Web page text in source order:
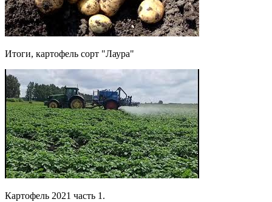
Итоги, картофель сорт "Лаура"
Картофель 2021 часть 1.